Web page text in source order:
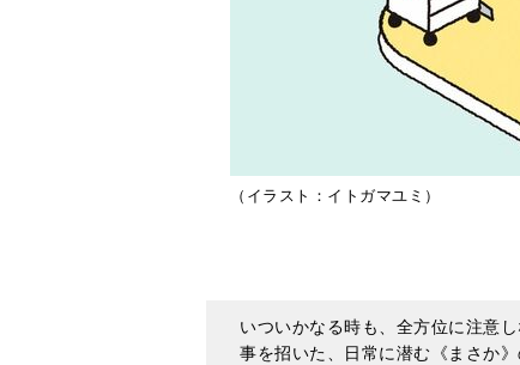
（イラスト：イトガマユミ）
いついかなる時も、全方位に注意
事を招いた、日常に潜む《まさか